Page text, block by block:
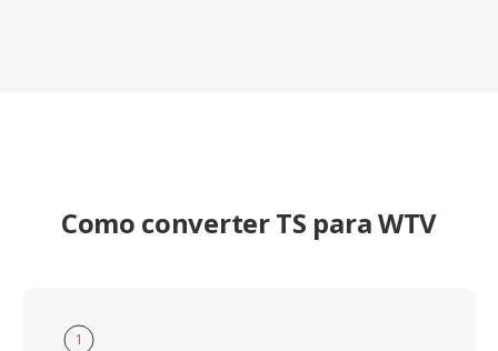
Como converter TS para WTV
1